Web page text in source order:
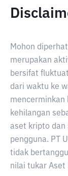
Mohon
merupakan
bersifat
dari waktu ke
mencerminkan
kehilangan
aset kripto dan
pengguna. PT
tidak
nilai tukar Aset